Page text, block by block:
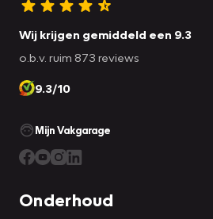
Wij krijgen gemiddeld een 9.3
o.b.v. ruim 873 reviews
9.3/10
Mijn Vakgarage
Onderhoud